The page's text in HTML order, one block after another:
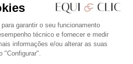
garantir o seu funcionamento
técnico e fornecer e medir
informações e/ou alterar as suas
"Configurar".
Twitter
YouTube
Pinterest